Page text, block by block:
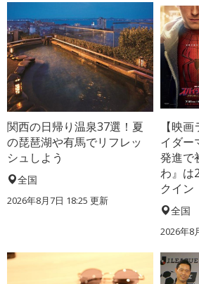
関西の日帰り温泉37選！夏
の琵琶湖や有馬でリフレッ
シュしよう
全国
2026年8月7日 18:25 更新
【映
イダー
発進で
わ』は
クイン
全国
2026年8